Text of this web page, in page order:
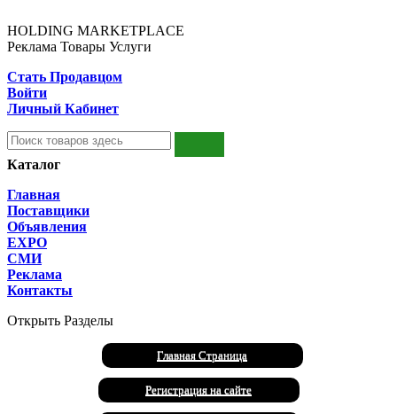
HOLDING MARKETPLACE
Реклама Товары Услуги
Стать Продавцом
Войти
Личный Кабинет
Каталог
Главная
Поставщики
Объявления
EXPO
СМИ
Реклама
Контакты
Открыть Разделы
Главная Страница
Регистрация на сайте